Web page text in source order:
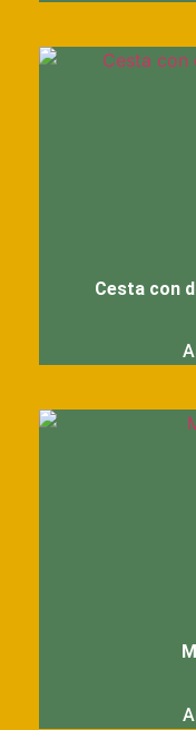
Cesta con